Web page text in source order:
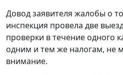
Довод заявителя жалобы о
инспекция провела две
проверки в течение одного
одним и тем же налогам, не
внимание.